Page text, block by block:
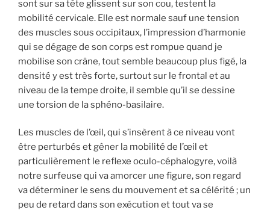
sont sur sa tête glissent sur son cou, testent la
mobilité cervicale. Elle est normale sauf une tension
des muscles sous occipitaux, l’impression d’harmonie
qui se dégage de son corps est rompue quand je
mobilise son crâne, tout semble beaucoup plus figé, la
densité y est très forte, surtout sur le frontal et au
niveau de la tempe droite, il semble qu’il se dessine
une torsion de la sphéno-basilaire.
Les muscles de l’œil, qui s’insèrent à ce niveau vont
être perturbés et gêner la mobilité de l’œil et
particulièrement le reflexe oculo-céphalogyre, voilà
notre surfeuse qui va amorcer une figure, son regard
va déterminer le sens du mouvement et sa célérité ; un
peu de retard dans son exécution et tout va se